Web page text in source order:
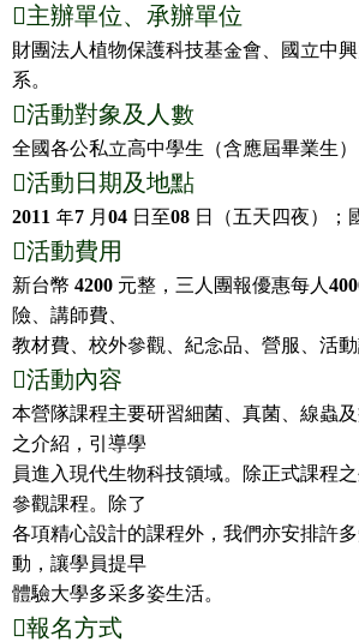
主辦單位、承辦單位
財團法人植物保護科技基金會、國立中
系。
活動對象及人 數
全國各公私立高中學生（含應屆畢業生）
活動日期及地點
2011 年7 月 04 日至08 日（五天四夜）；
活動費用
新台幣 4200 元整，三人團報優惠每人
險、講師費、
教材費、校外參觀、紀念品、營服、活動
活動內容
本營隊課程主要研習細菌、真菌、線蟲
之介紹，引導學
員進入現代生物科技領域。除正式課程
參觀課程。除了
各項精心設計的課程外，我們亦安排許
動，讓學員提早
體驗大學多采多姿生活。
報名方式